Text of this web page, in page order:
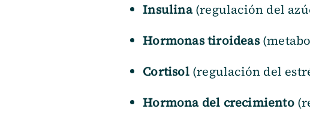
Insulina(regulación del
Hormonas tiroideas
Cortisol(regulación del
Hormona del crecimiento